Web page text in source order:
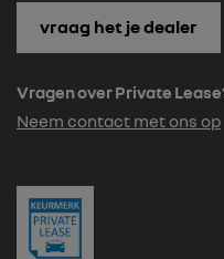
vraag het je dealer
Vragen over Private
Neem contact met ons op